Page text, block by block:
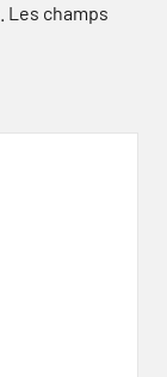
Les champs